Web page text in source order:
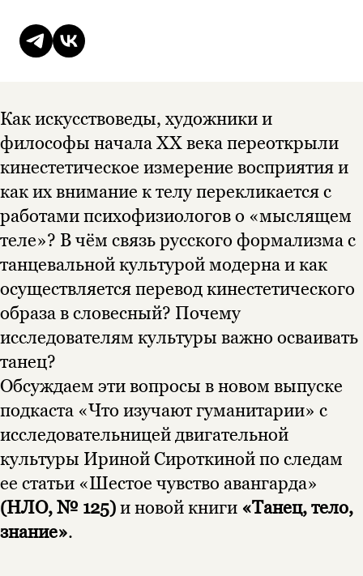
Как искусствоведы, художники и
философы начала XX века переоткрыли
кинестетическое измерение восприятия и
как их внимание к телу перекликается с
работами психофизиологов о «мыслящем
теле»? В чём связь русского формализма с
танцевальной культурой модерна и как
осуществляется перевод кинестетического
образа в словесный? Почему
исследователям культуры важно осваивать
танец?
Обсуждаем эти вопросы в новом выпуске
подкаста «Что изучают гуманитарии» с
исследовательницей двигательной
культуры Ириной Сироткиной по следам
ее статьи «Шестое чувство авангарда»
(НЛО, № 125)и новой книги «Танец, тело,
знание».
Подписка на рассылку
Этой книги временно
нет в продаже.